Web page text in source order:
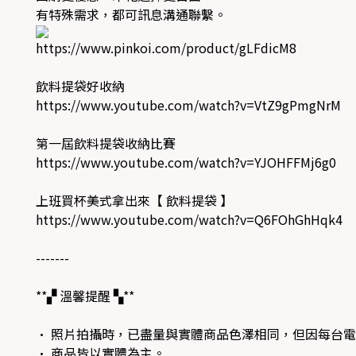
有特殊需求，都可訊息溝通聯繫。
https://www.pinkoi.com/product/gLFdicM8
飲料提袋好收納
https://www.youtube.com/watch?v=VtZ9gPmgNrM
第一屆飲料提袋收納比賽
https://www.youtube.com/watch?v=YJOHFFMj6g0
上班買杯美式拿出來【 飲料提袋 】
https://www.youtube.com/watch?v=Q6FOhGhHqk4
-------
**▞ 溫馨提醒 ▚**
• 照片拍攝時，已盡量與實體商品色澤相同，但因每台